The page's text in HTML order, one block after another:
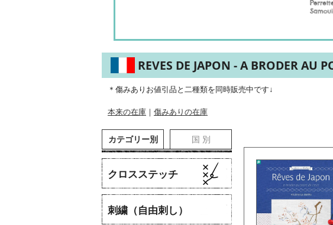
REVES DE JAPON - A BRODER AU
＊傷みありお値引品と二種類を同時販売中です↓
本来の在庫 ｜ 傷みありの在庫
カテゴリー別 国 別
クロスステッチ
刺繍（自由刺し）